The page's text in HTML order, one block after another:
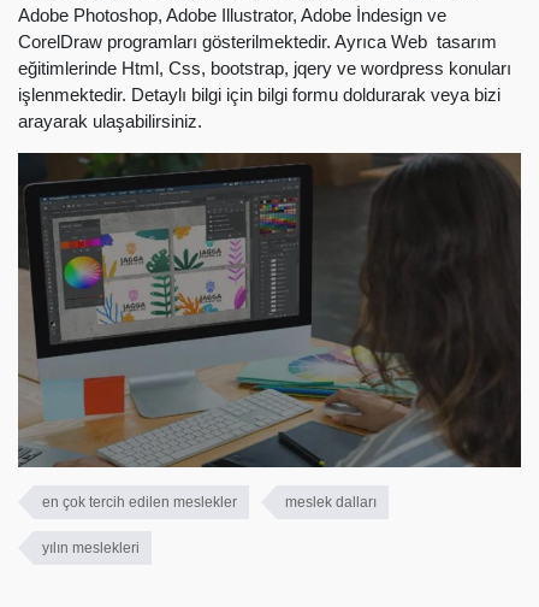
Adobe Photoshop, Adobe Illustrator, Adobe İndesign ve
CorelDraw programları gösterilmektedir. Ayrıca Web tasarım
eğitimlerinde Html, Css, bootstrap, jqery ve wordpress konuları
işlenmektedir. Detaylı bilgi için bilgi formu doldurarak veya bizi
arayarak ulaşabilirsiniz.
en çok tercih edilen meslekler meslek dalları
yılın meslekleri